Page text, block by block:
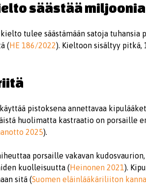
säästää
tulee säästämään satoja tuhansia
(HE 186/2022). Kieltoon sisältyy pitkä,
pistoksena annettavaa
huolimatta kastraatio on porsaille
2025).
porsaille vakavan
kuolleisuutta (Heinonen 2021).
sitä (Suomen eläinlääkäriliiton